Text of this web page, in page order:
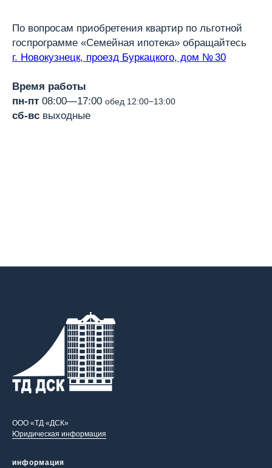
По вопросам приобретения квартир по льготной
госпрограмме «Семейная ипотека» обращайтесь
г. Новокузнецк, проезд Буркацкого, дом № 30
Время работы
пн-пт 08:00—17:00 обед 12:00−13:00
сб-вс выходные
ООО «ТД «ДСК»
Юридическая информация
информация